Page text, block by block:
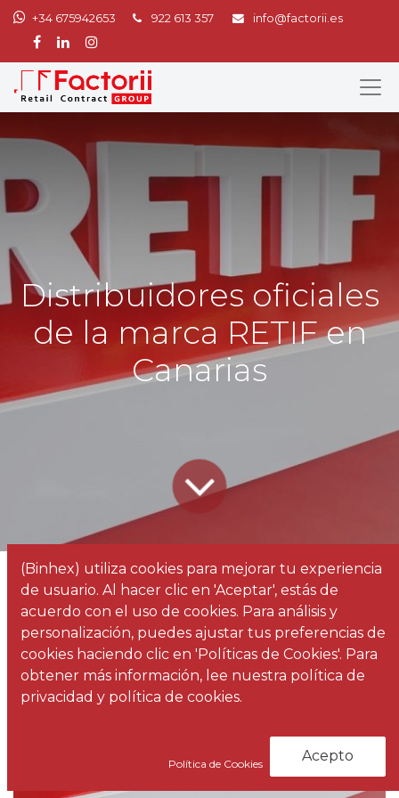
+34 675942653 922 613 357 info@factorii.es
Distribuidores oficiales
de la marca RETIF en
Canarias
Todos los
blogs
Noticias
Distribuidores oficiales de la marca RETIF en Canarias
(Binhex) utiliza cookies para mejorar tu experiencia
de usuario. Al hacer clic en 'Aceptar', estás de
acuerdo con el uso de cookies. Para análisis y
personalización, puedes ajustar tus preferencias de
cookies haciendo clic en 'Políticas de Cookies'. Para
obtener más información, lee nuestra política de
privacidad y política de cookies.
Política de Cookies Acepto